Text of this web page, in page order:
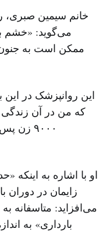
خانم سیمین صبری،
می‌گوید: «خشم
ممکن است به جنون
این روانپزشک در
۹۰۰۰
او با اشاره به اینکه
زایمان در دوران
می‌افزاید: متاسفانه
بارداری» به